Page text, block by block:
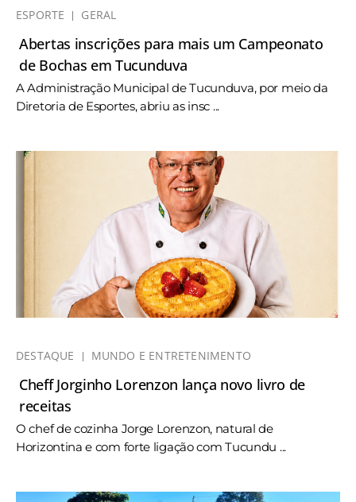
ESPORTE GERAL
Abertas inscrições para mais um Campeonato
de Bochas em Tucunduva
A Administração Municipal de Tucunduva, por meio da
Diretoria de Esportes, abriu as insc ...
DESTAQUE MUNDO E ENTRETENIMENTO
Cheff Jorginho Lorenzon lança novo livro de
receitas
O chef de cozinha Jorge Lorenzon, natural de
Horizontina e com forte ligação com Tucundu ...